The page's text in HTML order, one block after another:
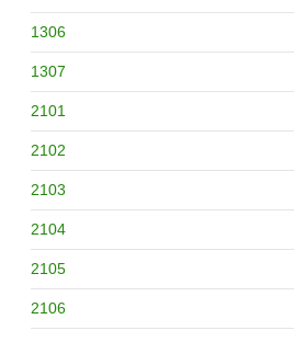
1306
1307
2101
2102
2103
2104
2105
2106